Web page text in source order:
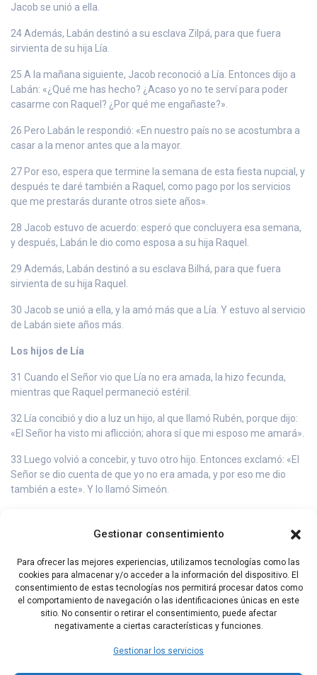
Gestionar consentimiento
Para ofrecer las mejores experiencias, utilizamos tecnologías como las
cookies para almacenar y/o acceder a la información del dispositivo. El
consentimiento de estas tecnologías nos permitirá procesar datos como
el comportamiento de navegación o las identificaciones únicas en este
sitio. No consentir o retirar el consentimiento, puede afectar
negativamente a ciertas características y funciones.
Gestionar los servicios
Jacob se unió a ella.
24 Además, Labán destinó a su esclava Zilpá, para que fuera
sirvienta de su hija Lía.
25 A la mañana siguiente, Jacob reconoció a Lía. Entonces dijo a
Labán: «¿Qué me has hecho? ¿Acaso yo no te serví para poder
casarme con Raquel? ¿Por qué me engañaste?».
26 Pero Labán le respondió: «En nuestro país no se acostumbra a
casar a la menor antes que a la mayor.
27 Por eso, espera que termine la semana de esta fiesta nupcial, y
después te daré también a Raquel, como pago por los servicios
que me prestarás durante otros siete años».
28 Jacob estuvo de acuerdo: esperó que concluyera esa semana,
y después, Labán le dio como esposa a su hija Raquel.
29 Además, Labán destinó a su esclava Bilhá, para que fuera
sirvienta de su hija Raquel.
30 Jacob se unió a ella, y la amó más que a Lía. Y estuvo al servicio
de Labán siete años más.
Los hijos de Lía
31 Cuando el Señor vio que Lía no era amada, la hizo fecunda,
mientras que Raquel permaneció estéril.
32 Lía concibió y dio a luz un hijo, al que llamó Rubén, porque dijo:
«El Señor ha visto mi aflicción; ahora sí que mi esposo me amará».
33 Luego volvió a concebir, y tuvo otro hijo. Entonces exclamó: «El
Señor se dio cuenta de que yo no era amada, y por eso me dio
también a este». Y lo llamó Simeón.
mi marido sentirá afecto por mí, porque le he dado tres hijos». Por
35 Finalmente, volvió a concebir y a tener un hijo. Entonces
exclamó: «Esta vez alabaré al Señor», y lo llamó Judá. Después
dejó de tener hijos.
Capítulo Anterior Capítulo Siguiente